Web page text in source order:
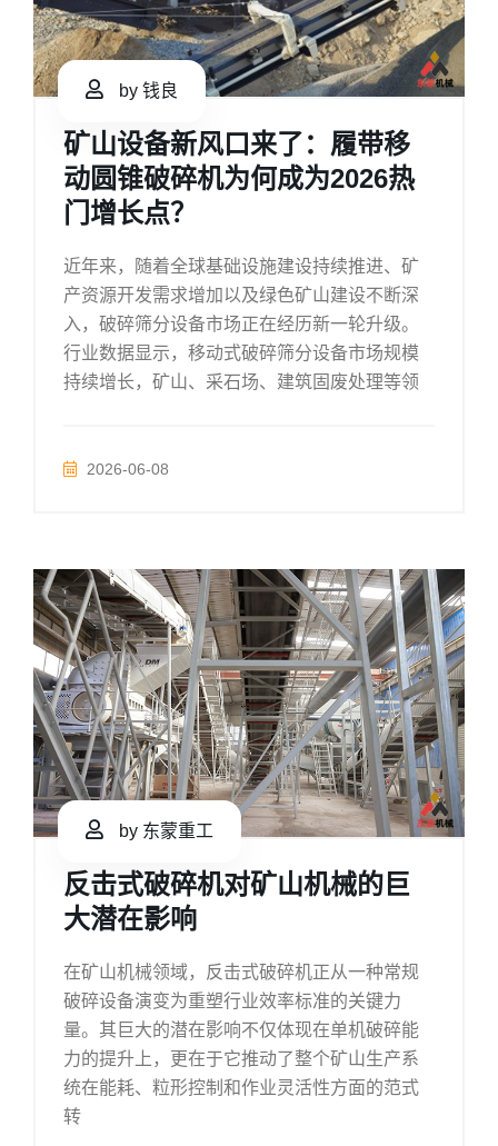
by 钱良
矿山设备新风口来了：履带移
动圆锥破碎机为何成为2026热
门增长点？
近年来，随着全球基础设施建设持续推进、矿
产资源开发需求增加以及绿色矿山建设不断深
入，破碎筛分设备市场正在经历新一轮升级。
行业数据显示，移动式破碎筛分设备市场规模
持续增长，矿山、采石场、建筑固废处理等领
2026-06-08
by 东蒙重工
反击式破碎机对矿山机械的巨
大潜在影响
在矿山机械领域，反击式破碎机正从一种常规
破碎设备演变为重塑行业效率标准的关键力
量。其巨大的潜在影响不仅体现在单机破碎能
力的提升上，更在于它推动了整个矿山生产系
统在能耗、粒形控制和作业灵活性方面的范式
转